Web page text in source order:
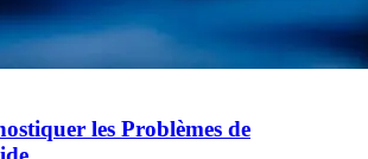
les Problèmes de